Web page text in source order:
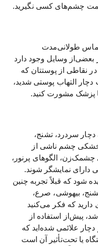
طولانی‌مدت
بعضی‌از وسایل وجود دارد
نقاطی از پوستتان که
التهاب پوستی شدید،
پزشک مشورت کنید.
سردرد، تشنج،
چشم ناشی از
الگوهای پرنور،
دارای نمایشگر شوند.
شود که قبلاً تجربه چنین
بیهوشی، صرع،
دارید که فکر می‌کنید
پیش‌از استفاده از
علائمی شده‌اید که
یا تحت‌تأثیر آن است